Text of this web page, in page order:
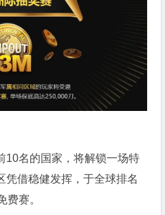
10名的国家，将解锁一场特
凭借稳健发挥，于全球排名
费赛。